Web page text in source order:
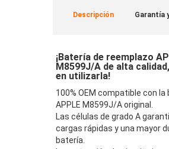
Descripción Garantía
¡Batería de reemplazo
M8599J/A de alta
en utilizarla!
100% OEM compatible con la
APPLE M8599J/A original.
Las células de grado A
cargas rápidas y una mayor
batería.